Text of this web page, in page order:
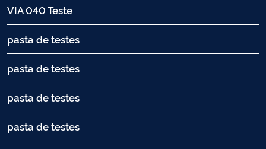
VIA 040 Teste
pasta de testes
pasta de testes
pasta de testes
pasta de testes